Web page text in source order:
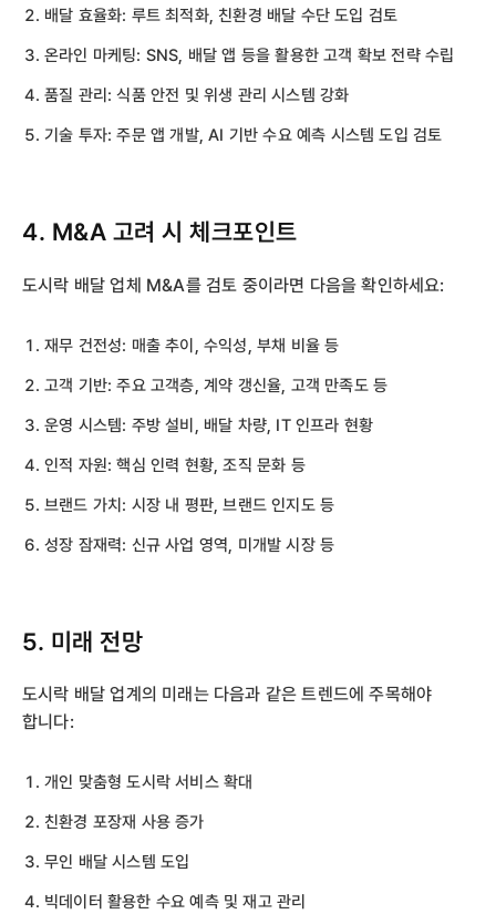
배달 효율화: 루트 최적화, 친환경 배달 수단 도입 검토
온라인 마케팅: SNS, 배달 앱 등을 활용한 고객 확보 전략 수립
품질 관리: 식품 안전 및 위생 관리 시스템 강화
기술 투자: 주문 앱 개발, AI 기반 수요 예측 시스템 도입 검토
4. M&A 고려 시 체크포인트
도시락 배달 업체 M&A를 검토 중이라면 다음을 확인하세요:
재무 건전성: 매출 추이, 수익성, 부채 비율 등
고객 기반: 주요 고객층, 계약 갱신율, 고객 만족도 등
운영 시스템: 주방 설비, 배달 차량, IT 인프라 현황
인적 자원: 핵심 인력 현황, 조직 문화 등
브랜드 가치: 시장 내 평판, 브랜드 인지도 등
성장 잠재력: 신규 사업 영역, 미개발 시장 등
5. 미래 전망
도시락 배달 업계의 미래는 다음과 같은 트렌드에 주목해야
합니다:
개인 맞춤형 도시락 서비스 확대
친환경 포장재 사용 증가
무인 배달 시스템 도입
빅데이터 활용한 수요 예측 및 재고 관리